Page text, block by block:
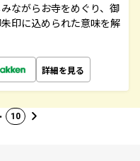
ながらお寺をめぐり、御
印に込められた意味を解
詳細を見る
10